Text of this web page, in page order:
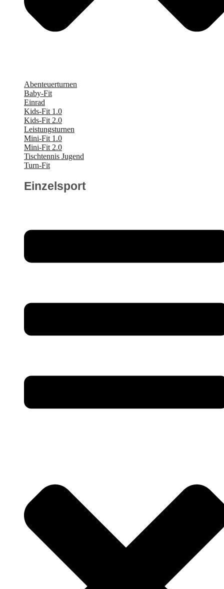
Abenteuerturnen
Baby-Fit
Einrad
Kids-Fit 1.0
Kids-Fit 2.0
Leistungsturnen
Mini-Fit 1.0
Mini-Fit 2.0
Tischtennis Jugend
Turn-Fit
Einzelsport